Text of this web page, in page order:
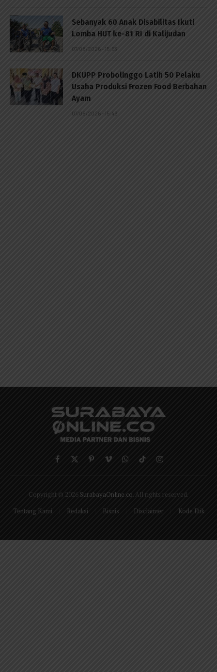
Sebanyak 60 Anak Disabilitas Ikuti
Lomba HUT ke-81 RI di Kalijudan
07/08/2026 - 15:53
DKUPP Probolinggo Latih 50 Pelaku
Usaha Produksi Frozen Food Berbahan
Ayam
07/08/2026 - 15:49
Facebook
X
PinterestVimeoWhatsApp
TikTokInstagram
Copyright © 2026 SurabayaOnline.co. All rights reserved.
Tentang Kami
Redaksi Bisnis Disclaimer Kode Etik